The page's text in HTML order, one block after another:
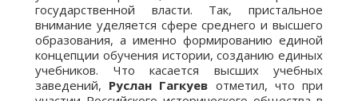
государственной власти. Так, пристальное
внимание уделяется сфере среднего и высшего
образования, а именно формированию единой
концепции обучения истории, созданию единых
учебников. Что касается высших учебных
заведений, Руслан Гагкуев отметил, что при